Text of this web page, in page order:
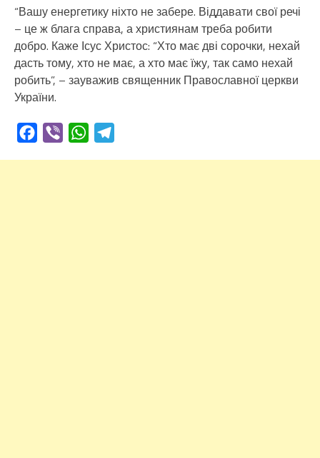
“Вашу енергетику ніхто не забере. Віддавати свої речі
– це ж блага справа, а християнам треба робити
добро. Каже Ісус Христос: “Хто має дві сорочки, нехай
дасть тому, хто не має, а хто має їжу, так само нехай
робить”, – зауважив священник Православної церкви
України.
Facebook
Viber WhatsApp